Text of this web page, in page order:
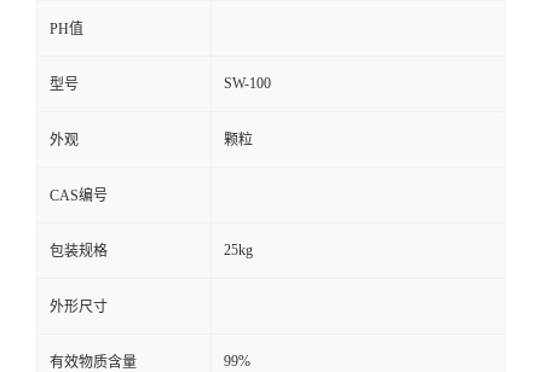
PH值
型号 SW-100
外观 颗粒
CAS编号
包装规格 25kg
外形尺寸
有效物质含量 99%